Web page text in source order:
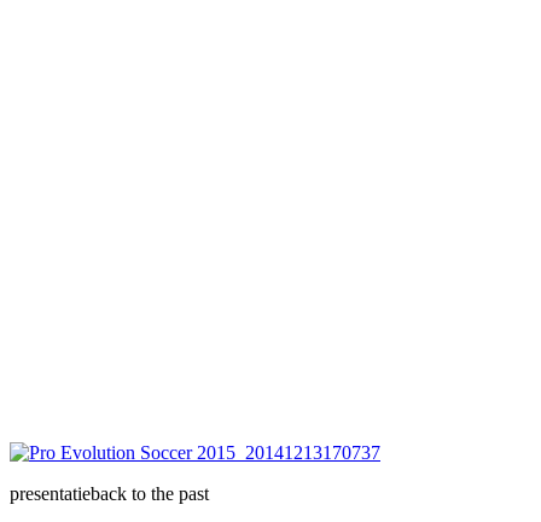
presentatieback to the past